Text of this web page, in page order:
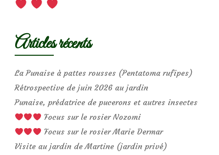
Articles récents
La Punaise à pattes rousses (Pentatoma rufipes)
Rétrospective de juin 2026 au jardin
Punaise, prédatrice de pucerons et autres insectes
Focus sur le rosier Nozomi
Focus sur le rosier Marie Dermar
Visite au jardin de Martine (jardin privé)